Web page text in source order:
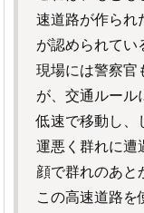
速道路が作られ
が認められてい
現場には警察官
が、交通ルール
低速で移動し、
運悪く群れに遭
顔で群れのあと
この高速道路を